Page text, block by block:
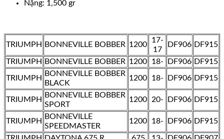
Nặng: 1,500 gr
TRIUMPH BONNEVILLE BOBBER 1200
17-
17
DF906 DF915
TRIUMPH BONNEVILLE BOBBER 1200 18- DF906 DF915
TRIUMPH
BONNEVILLE BOBBER
BLACK
1200 18- DF906 DF915
TRIUMPH
BONNEVILLE BOBBER
SPORT
1200 20- DF906 DF915
TRIUMPH
BONNEVILLE
SPEEDMASTER
1200 18- DF906 DF915